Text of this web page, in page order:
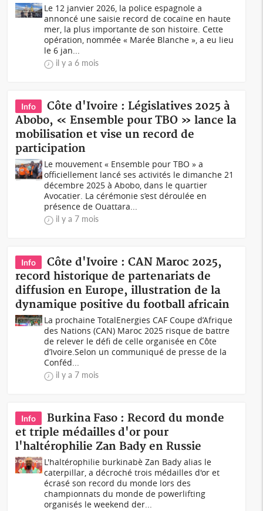
Le 12 janvier 2026, la police espagnole a
annoncé une saisie record de cocaïne en haute
mer, la plus importante de son histoire. Cette
opération, nommée « Marée Blanche », a eu lieu
le 6 jan...
il y a 6 mois
Info
Côte d'Ivoire : Législatives 2025 à
Abobo, « Ensemble pour TBO » lance la
mobilisation et vise un record de
participation
Le mouvement « Ensemble pour TBO » a
officiellement lancé ses activités le dimanche 21
décembre 2025 à Abobo, dans le quartier
Avocatier. La cérémonie s’est déroulée en
présence de Ouattara...
il y a 7 mois
Info
Côte d'Ivoire : CAN Maroc 2025,
record historique de partenariats de
diffusion en Europe, illustration de la
dynamique positive du football africain
La prochaine TotalEnergies CAF Coupe d’Afrique
des Nations (CAN) Maroc 2025 risque de battre
de relever le défi de celle organisée en Côte
d’Ivoire.Selon un communiqué de presse de la
Conféd...
il y a 7 mois
Info
Burkina Faso : Record du monde
et triple médailles d'or pour
l'haltérophilie Zan Bady en Russie
L'haltérophilie burkinabè Zan Bady alias le
caterpillar, a décroché trois médailles d'or et
écrasé son record du monde lors des
championnats du monde de powerlifting
organisés le weekend der...